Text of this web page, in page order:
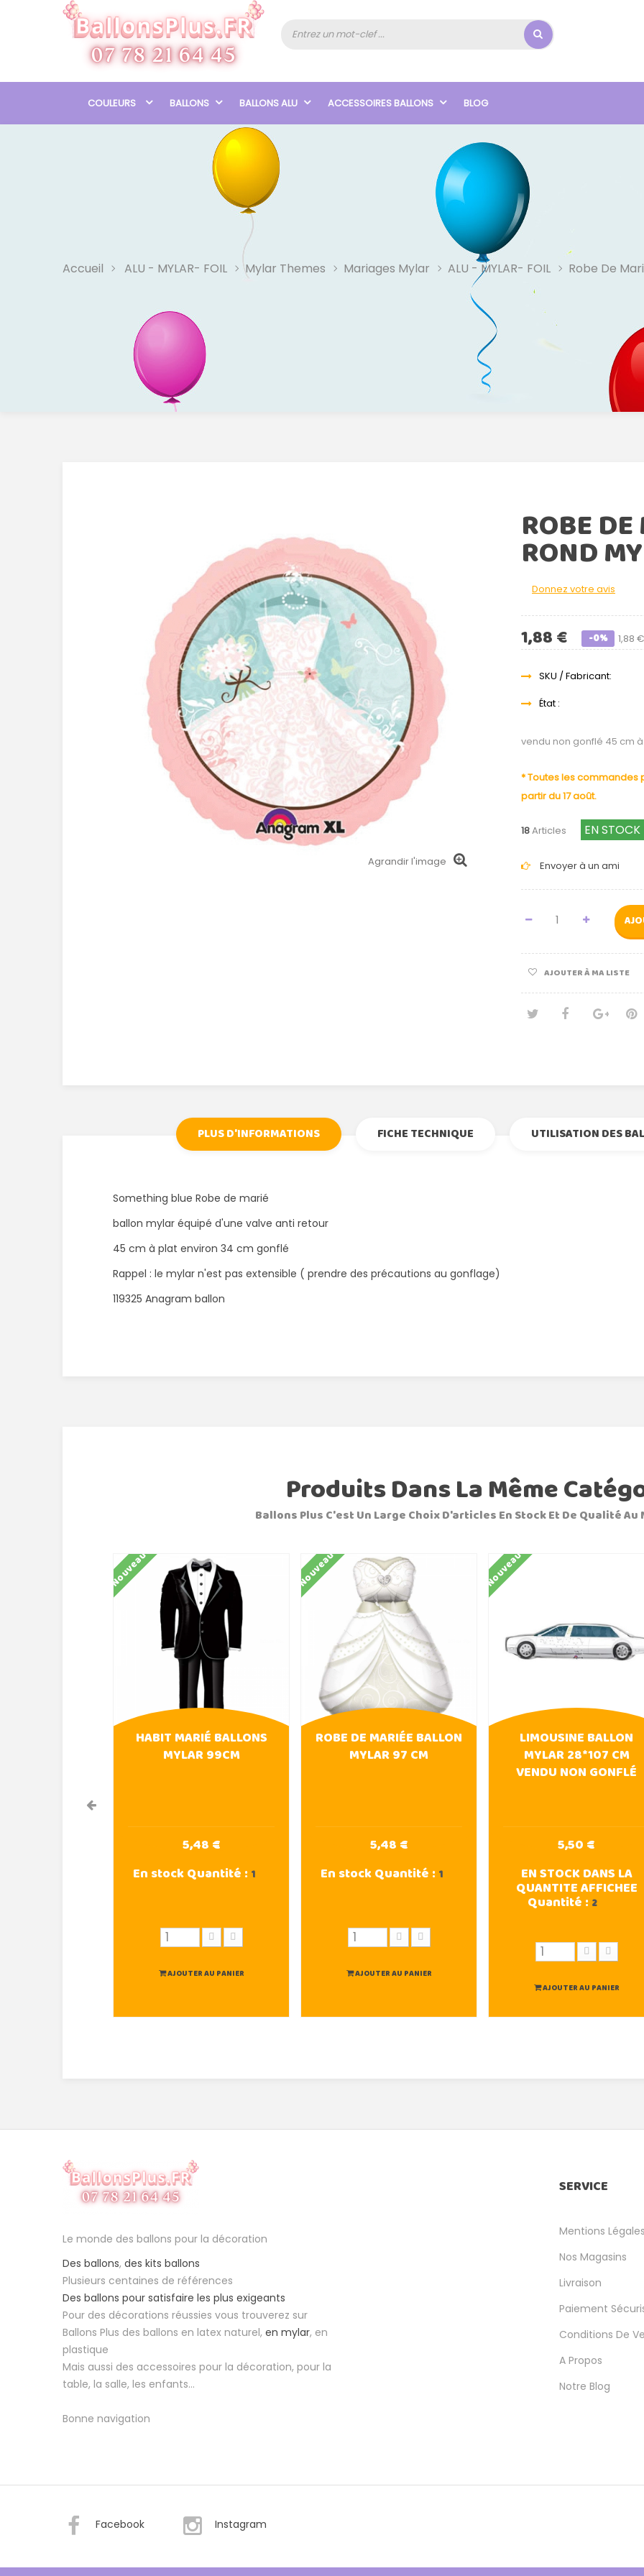
COULEURS BALLONS BALLONS ALU ACCESSOIRES BALLONS BLOG
Accueil ALU - MYLAR- FOIL Mylar Themes Mariages Mylar ALU - MYLAR- FOIL Robe De
Agrandir l'image
ROBE
ROND
Donnez votre avis
1,88 €
1,88 € -0%
SKU / Fabricant:
État :
vendu non gonflé 45 cm
* Toutes les commandes
partir du 17 août.
18Articles EN
Envoyer à un ami
AJOUTER À MA LISTE
PLUS D'INFORMATIONS FICHE TECHNIQUE UTILISATION DES
Something blue Robe de marié
ballon mylar équipé d'une valve anti retour
45 cm à plat environ 34 cm gonflé
Rappel : le mylar n'est pas extensible ( prendre des précautions au gonflage)
119325 Anagram ballon
Produits Dans La Même
Ballons Plus C'est Un Large Choix D'articles En Stock Et De Qualité
Nouveau
HABIT MARIÉ BALLONS
MYLAR 99CM
5,48 €
En stockQuantité : 1
AJOUTER AU PANIER
Nouveau
ROBE DE MARIÉE BALLON
MYLAR 97 CM
5,48 €
En stockQuantité : 1
AJOUTER AU PANIER
Nouveau
LIMOUSINE BALLON
MYLAR 28*107 CM
VENDU NON GONFLÉ
5,50 €
EN STOCK DANS LA
QUANTITE AFFICHEE
Quantité : 2
AJOUTER AU PANIER
Le monde des ballons pour la décoration
Des ballons, des kits ballons
Plusieurs centaines de références
Des ballons pour satisfaire les plus exigeants
Pour des décorations réussies vous trouverez sur
Ballons Plus des ballons en latex naturel, en mylar, en
plastique
Mais aussi des accessoires pour la décoration, pour la
table, la salle, les enfants...
Bonne navigation
SERVICE
Mentions Légales
Nos Magasins
Livraison
Paiement
Conditions De
A Propos
Notre Blog
Facebook Instagram